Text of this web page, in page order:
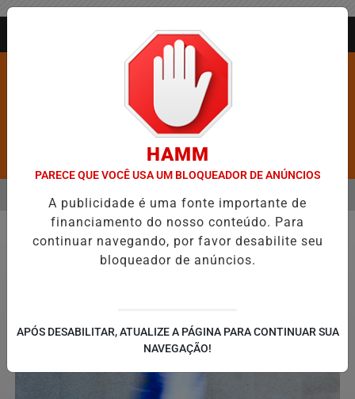
Pesquisar Notícia
EM JEQUIÉ E REFORÇA PROGRAMAÇÃO COM THALLES ROBERTO
EM ALTA
MENU
Economia
HAMM
PARECE QUE VOCÊ USA UM BLOQUEADOR DE ANÚNCIOS
A publicidade é uma fonte importante de
financiamento do nosso conteúdo. Para
continuar navegando, por favor desabilite seu
bloqueador de anúncios.
APÓS DESABILITAR, ATUALIZE A PÁGINA PARA CONTINUAR SUA
NAVEGAÇÃO!